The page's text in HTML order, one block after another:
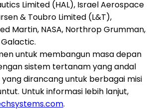
Limited (HAL), Israel Aerospace
& Toubro Limited (L&T),
Martin, NASA, Northrop Grumman,
untuk membangun masa depan
sistem tertanam yang andal
dirancang untuk berbagai misi
Untuk informasi lebih lanjut,
.